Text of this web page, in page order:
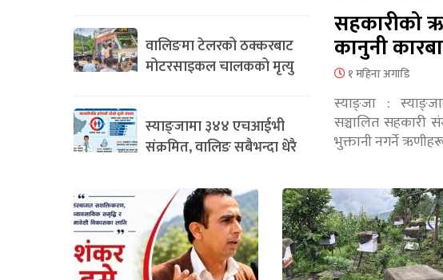
वालिङमा टेलरको ठक्करबाट
मोटरसाइकल चालकको मृत्यु
स्याङ्जामा ३४४ एचआईभी
संक्रमित, वालिङ सबैभन्दा धेरै
सहकारीको
कानुनी
१ महिना अगाडि
स्याङ्जा :
सञ्चालित सहकारी
भुक्तानी नगर्ने